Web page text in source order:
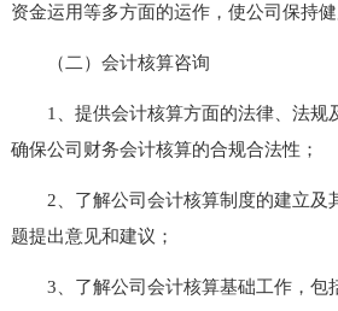
资金运用等多方面的运作，使公司保持健
（二）会计核算咨询
1、提供会计核算方面的法律、法规
确保公司财务会计核算的合规合法性；
2、了解公司会计核算制度的建立及
题提出意见和建议；
3、了解公司会计核算基础工作，包